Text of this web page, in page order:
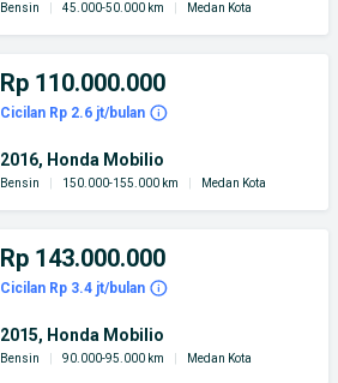
Bensin 45.000-50.000 km Medan Kota
Rp 110.000.000
Cicilan Rp 2.6 jt/bulan
2016, Honda Mobilio
Bensin 150.000-155.000 km Medan Kota
Rp 143.000.000
Cicilan Rp 3.4 jt/bulan
2015, Honda Mobilio
Bensin 90.000-95.000 km Medan Kota